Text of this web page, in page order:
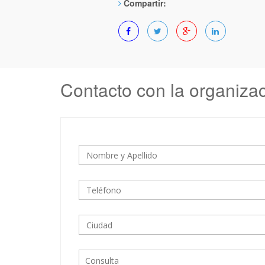
Compartir:
Contacto con la